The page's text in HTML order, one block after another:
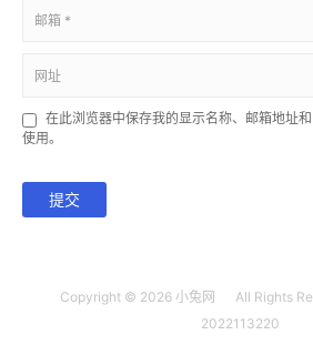
在此浏览器中保存我的显示名称、邮箱地址
使用。
提交
Copyright © 2026 小兔网 All Rights
2022113220